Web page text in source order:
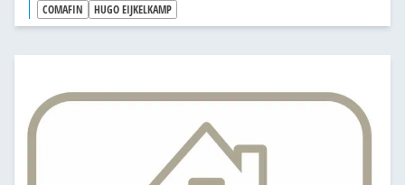
hun club gewaarborgd en kunnen ze hun
voorsprong in de markt verder uitbouwen.
COMAFIN
HUGO EIJKELKAMP